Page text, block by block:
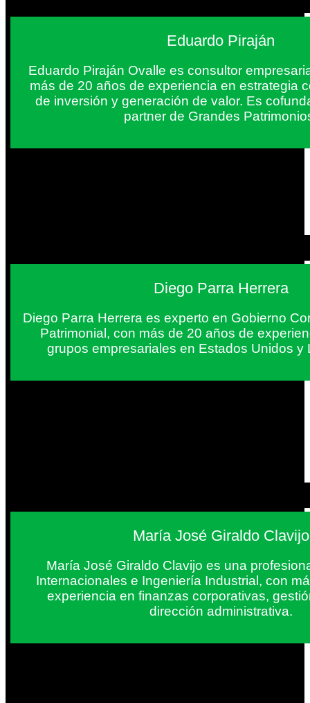
Eduardo Piraján
Eduardo Piraján Ovalle es consultor
más de 20 años de experiencia en estrategia
de inversión y generación de valor. Es
partner de Grandes
Diego Parra Herrera
Diego Parra Herrera es experto en Gobierno
Patrimonial, con más de 20 años de
grupos empresariales en Estados Unidos y
María José Giraldo Clavijo
María José Giraldo Clavijo es una
Internacionales e Ingeniería Industrial, con
experiencia en finanzas corporativas,
dirección administrativa.